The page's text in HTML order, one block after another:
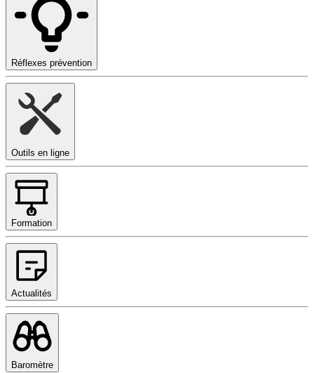
Réflexes prévention
Outils en ligne
Formation
Actualités
Baromètre